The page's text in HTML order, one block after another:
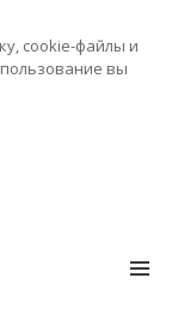
cookie-файлы и
вы